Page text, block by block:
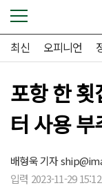
최신 오피니언
포항 한
터 사용 부
배형욱 기자
입력 2023-11-29